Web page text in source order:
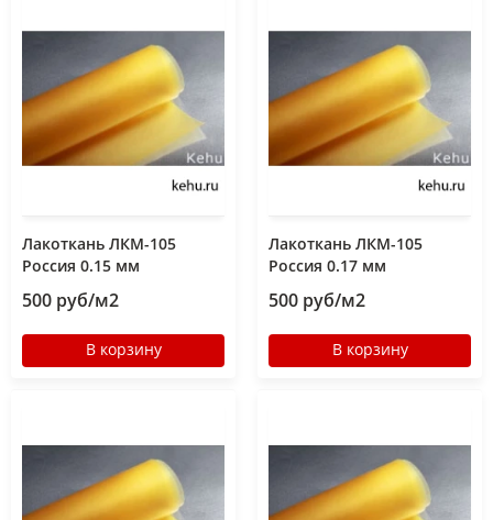
Лакоткань ЛКМ-105
Россия 0.15 мм
500 руб/м2
В корзину
Лакоткань ЛКМ-105
Россия 0.17 мм
500 руб/м2
В корзину